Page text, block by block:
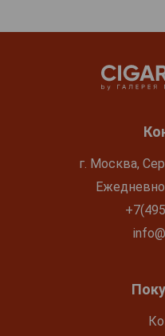
г. Москва,
Ежедневно